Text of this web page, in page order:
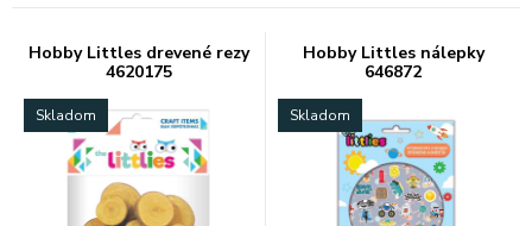
Hobby Littles drevené rezy
4620175
Skladom
Hobby Littles nálepky
646872
Skladom